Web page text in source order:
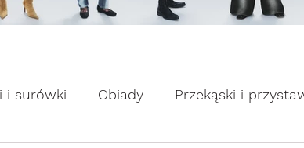
i surówki Obiady Przekąski i